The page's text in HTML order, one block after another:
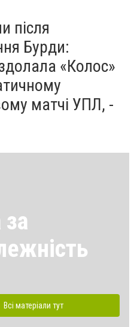
після
Бурди:
«Колос»
матчі УПЛ, -
за
Всі матеріали тут